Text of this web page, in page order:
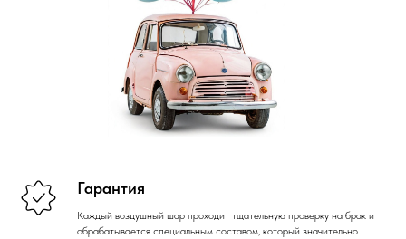
Гарантия
Каждый воздушный шар проходит тщательную проверку на брак и
обрабатывается специальным составом, который значительно